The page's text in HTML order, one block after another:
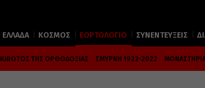
ΕΛΛΑΔΑ ΚΟΣΜΟΣ ΕΟΡΤΟΛΟΓΙΟ ΣΥΝΕΝΤΕΥΞΕΙΣ
ΚΙΒΩΤΟΣ ΤΗΣ ΟΡΘΟΔΟΞΙΑΣ ΣΜΥΡΝΗ 1922-2022